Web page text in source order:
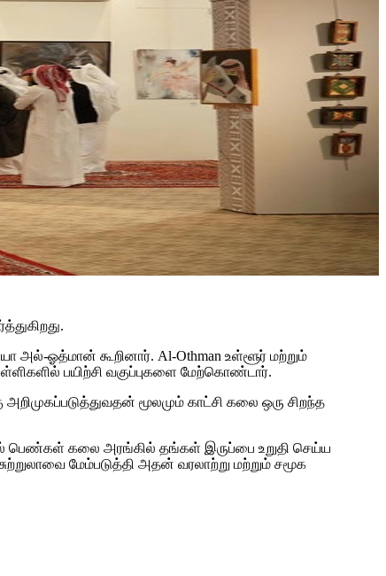
ஓத்மான் கூறினார். Al-Othman உள்ளூர் மற்றும்
பயிற்சி வகுப்புகளை மேற்கொண்டார்.
மூலமும் காட்சி கலை ஒரு சிறந்த
பெண்கள் கலை அரங்கில் தங்கள் இருப்பை உறுதி செய்ய
மேம்படுத்தி அதன் வரலாற்று மற்றும் சமூக